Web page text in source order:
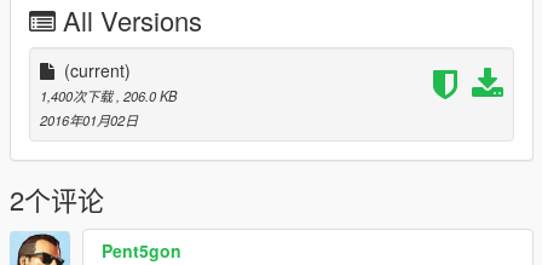
All Versions
(current)
1,400次下载, 206.0 KB
2016年01月02日
2个评论
Pent5gon